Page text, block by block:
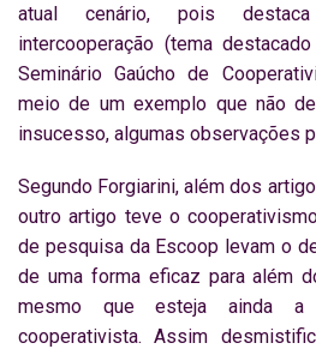
atual cenário, pois
intercooperação (tema
Seminário Gaúcho de
meio de um exemplo que não
insucesso, algumas observações
Segundo Forgiarini, além dos
outro artigo teve o
de pesquisa da Escoop levam o
de uma forma eficaz para além
mesmo que esteja ainda
cooperativista. Assim